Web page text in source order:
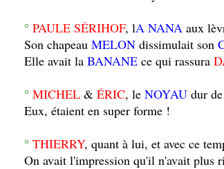
° PAULE SÉRIHOF, lA NANA aux
Son chapeau MELON dissimulait son
Elle avait la BANANE ce qui rassura
° MICHEL & ÉRIC, le NOYAU dur
Eux, étaient en super forme !
° THIERRY, quant à lui, et avec ce
On avait l'impression qu'il n'avait plus